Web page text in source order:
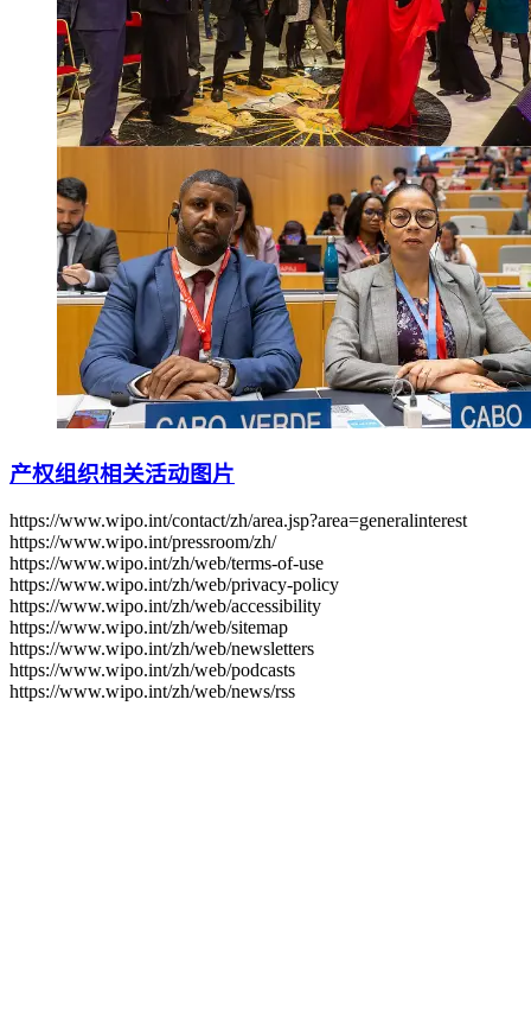
产权组织相关活动图片
https://www.wipo.int/contact/zh/area.jsp?area=generalinterest
https://www.wipo.int/pressroom/zh/
https://www.wipo.int/zh/web/terms-of-use
https://www.wipo.int/zh/web/privacy-policy
https://www.wipo.int/zh/web/accessibility
https://www.wipo.int/zh/web/sitemap
https://www.wipo.int/zh/web/newsletters
https://www.wipo.int/zh/web/podcasts
https://www.wipo.int/zh/web/news/rss